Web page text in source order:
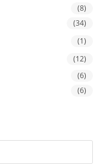
(8)
(34)
(1)
(12)
(6)
(6)